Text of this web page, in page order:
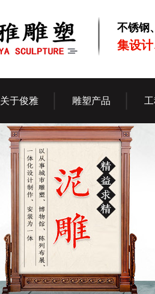
不锈钢
集设
关于俊雅 雕塑产品